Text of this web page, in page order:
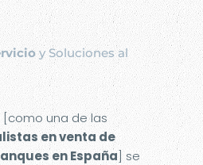
y Soluciones al
[como una de las
en venta de
en España] se